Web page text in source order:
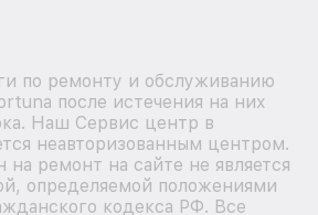
по ремонту и обслуживанию
после истечения на них
Наш Сервис центр в
неавторизованным центром.
ремонт на сайте не является
определяемой положениями
кодекса РФ. Все